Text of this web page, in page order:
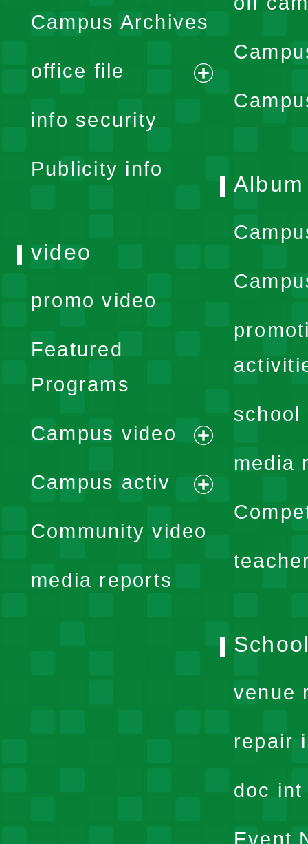
Campus Archives
office file
expand
info security
Publicity info
Album
school
media
video
promo video
Featured
Programs
Campus video
expand
menu
Campus activ
expand
Community video
media reports
venue
repair
doc
Event